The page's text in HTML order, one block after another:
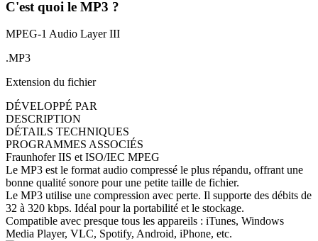
C'est quoi le MP3 ?
MPEG-1 Audio Layer III
.MP3
Extension du fichier
DÉVELOPPÉ PAR
DESCRIPTION
DÉTAILS TECHNIQUES
PROGRAMMES ASSOCIÉS
Fraunhofer IIS et ISO/IEC MPEG
Le MP3 est le format audio compressé le plus répandu, offrant une
bonne qualité sonore pour une petite taille de fichier.
Le MP3 utilise une compression avec perte. Il supporte des débits de
32 à 320 kbps. Idéal pour la portabilité et le stockage.
Compatible avec presque tous les appareils : iTunes, Windows
Media Player, VLC, Spotify, Android, iPhone, etc.